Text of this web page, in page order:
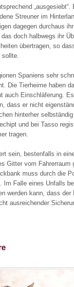
„ausgesiebt“.
Streuner im
dagegen durchaus
doch halbwegs ihr
übertragen, so
Spaniens sehr
Die Tierheime haben
auch Einschläferung.
dass er nicht
hinterher
und bei Tasso
tragen.
sein, bestenfalls in
Gitter vom Fahrerraum
muss durch die
Im Falle eines Unfalls
werden kann, dass der
ausreichender